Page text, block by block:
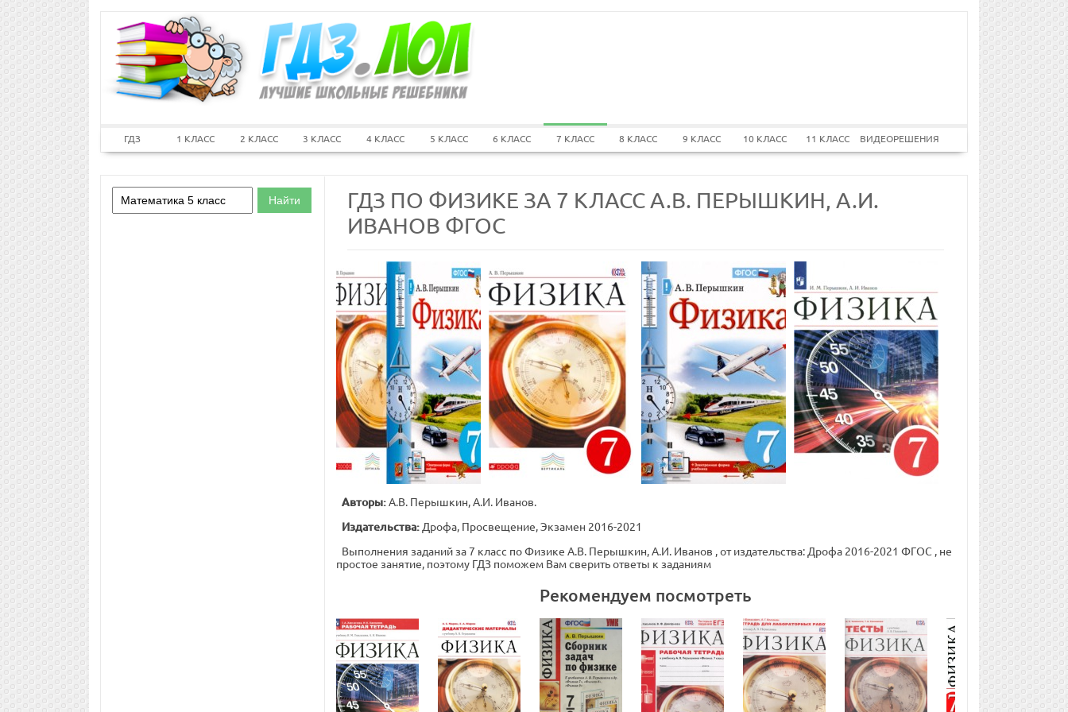
ГДЗ 1 КЛАСС 2 КЛАСС 3 КЛАСС 4 КЛАСС 5 КЛАСС 6 КЛАСС 7 КЛАСС 8 КЛАСС 9 КЛАСС 10 КЛАСС 11 КЛАСС ВИДЕОРЕШЕНИЯ
ГДЗ ПО ФИЗИКЕ ЗА 7 КЛАСС А.В. ПЕРЫШКИН, А.И.
ИВАНОВ ФГОС
Авторы:А.В. Перышкин, А.И. Иванов.
Издательства: Дрофа, Просвещение, Экзамен 2016-2021
Выполнения заданий за 7 класс по Физике А.В. Перышкин, А.И. Иванов , от издательства: Дрофа 2016-2021 ФГОС , не
простое занятие, поэтому ГДЗ поможем Вам сверить ответы к заданиям
Рекомендуем посмотреть